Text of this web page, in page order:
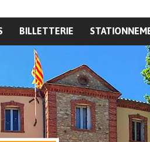
BILLETTERIE